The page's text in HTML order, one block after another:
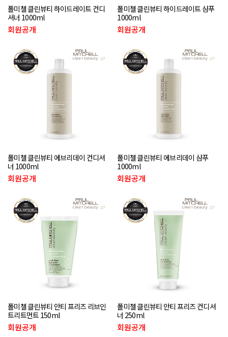
폴미첼 클린뷰티 하이드레이트 컨디
셔너 1000ml
회원공개
폴미첼 클린뷰티 하이드레이트 샴푸
1000ml
회원공개
폴미첼 클린뷰티 에브리데이 컨디셔
너 1000ml
회원공개
폴미첼 클린뷰티 에브리데이 샴푸
1000ml
회원공개
폴미첼 클린뷰티 안티 프리즈 리브인
트리트먼트 150ml
회원공개
폴미첼 클린뷰티 안티 프리즈 컨디셔
너 250ml
회원공개